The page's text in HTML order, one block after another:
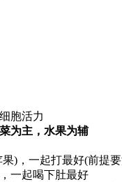
胞活力
为主，水果为辅
)，一起打最好(前提
一起喝下肚最好